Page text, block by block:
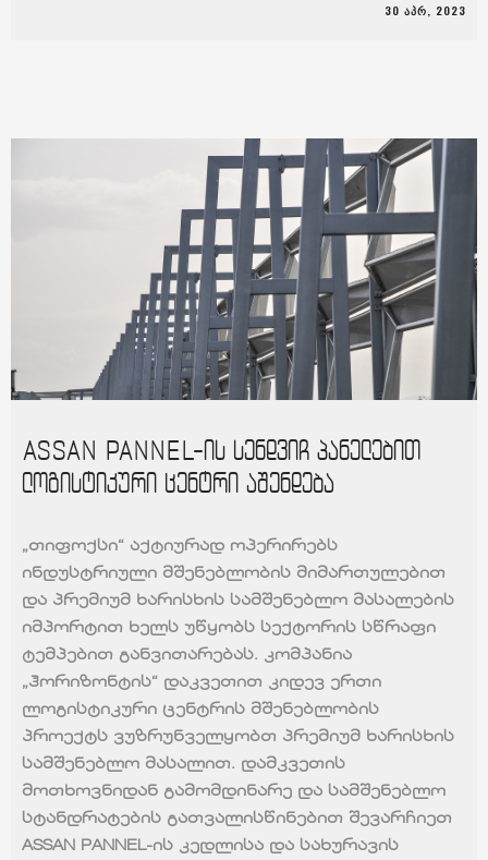
30 ᲐᲞᲠ, 2023
ASSAN PANNEL-ის სენდვიჩ პანელებით
ლოგისტიკური ცენტრი აშენდება
„თიფოქსი“ აქტიურად ოპერირებს
ინდუსტრიული მშენებლობის მიმართულებით
და პრემიუმ ხარისხის სამშენებლო მასალების
იმპორტით ხელს უწყობს სექტორის სწრაფი
ტემპებით განვითარებას. კომპანია
„ჰორიზონტის“ დაკვეთით კიდევ ერთი
ლოგისტიკური ცენტრის მშენებლობის
პროექტს ვუზრუნველყობთ პრემიუმ ხარისხის
სამშენებლო მასალით. დამკვეთის
მოთხოვნიდან გამომდინარე და სამშენებლო
სტანდრატების გათვალისწინებით შევარჩიეთ
ASSAN PANNEL-ის კედლისა და სახურავის